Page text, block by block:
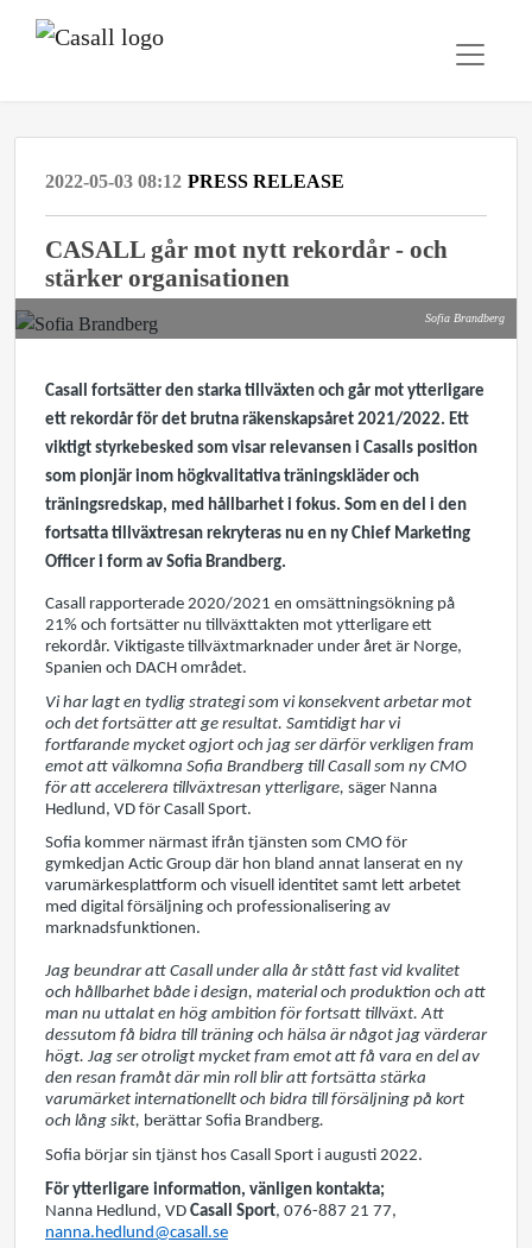
2022-05-03 08:12 PRESS RELEASE
CASALL går mot nytt rekordår - och
stärker organisationen
Sofia Brandberg
Casall fortsätter den starka tillväxten och går mot ytterligare
ett rekordår för det brutna räkenskapsåret 2021/2022. Ett
viktigt styrkebesked som visar relevansen i Casalls position
som pionjär inom högkvalitativa träningskläder och
träningsredskap, med hållbarhet i fokus. Som en del i den
fortsatta tillväxtresan rekryteras nu en ny Chief Marketing
Officer i form av Sofia Brandberg.
Casall rapporterade 2020/2021 en omsättningsökning på
21% och fortsätter nu tillväxttakten mot ytterligare ett
rekordår. Viktigaste tillväxtmarknader under året är Norge,
Spanien och DACH området.
Vi har lagt en tydlig strategi som vi konsekvent arbetar mot
och det fortsätter att ge resultat. Samtidigt har vi
fortfarande mycket ogjort och jag ser därför verkligen fram
emot att välkomna Sofia Brandberg till Casall som ny CMO
för att accelerera tillväxtresan ytterligare, säger Nanna
Hedlund, VD för Casall Sport.
Sofia kommer närmast ifrån tjänsten som CMO för
gymkedjan Actic Group där hon bland annat lanserat en ny
varumärkesplattform och visuell identitet samt lett arbetet
med digital försäljning och professionalisering av
marknadsfunktionen.
Jag beundrar att Casall under alla år stått fast vid kvalitet
och hållbarhet både i design, material och produktion och att
man nu uttalat en hög ambition för fortsatt tillväxt. Att
dessutom få bidra till träning och hälsa är något jag värderar
högt. Jag ser otroligt mycket fram emot att få vara en del av
den resan framåt där min roll blir att fortsätta stärka
varumärket internationellt och bidra till försäljning på kort
och lång sikt, berättar Sofia Brandberg.
Sofia börjar sin tjänst hos Casall Sport i augusti 2022.
För ytterligare information, vänligen kontakta;
Nanna Hedlund, VD Casall Sport, 076-887 21 77,
nanna.hedlund@casall.se